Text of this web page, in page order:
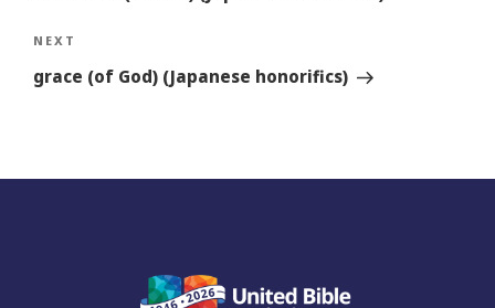
Next
Story
NEXT
grace (of God) (Japanese honorifics)